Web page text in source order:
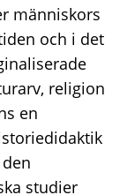
människors
och i det
religion
en
studier